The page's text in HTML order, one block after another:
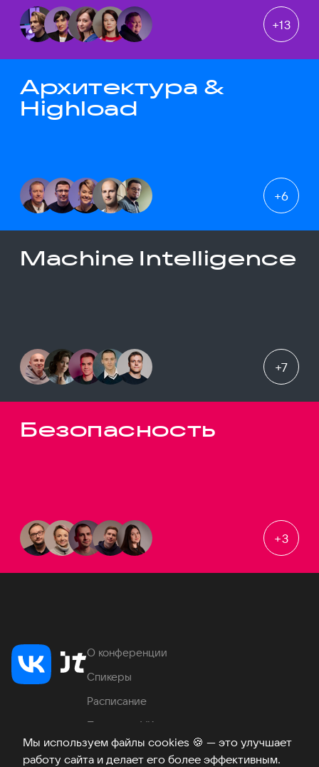
Мы используем файлы cookies 🍪 — это улучшает
работу сайта и делает его более эффективным.
+13
Архитектура &
Highload
+6
Machine Intelligence
+7
Безопасность
+3
О конференции
Спикеры
Расписание
Продукты VK
Место проведения